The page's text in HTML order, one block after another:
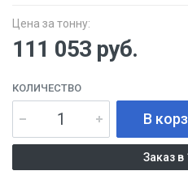
Цена за тонну:
111 053 руб.
КОЛИЧЕСТВО
В
Заказ в